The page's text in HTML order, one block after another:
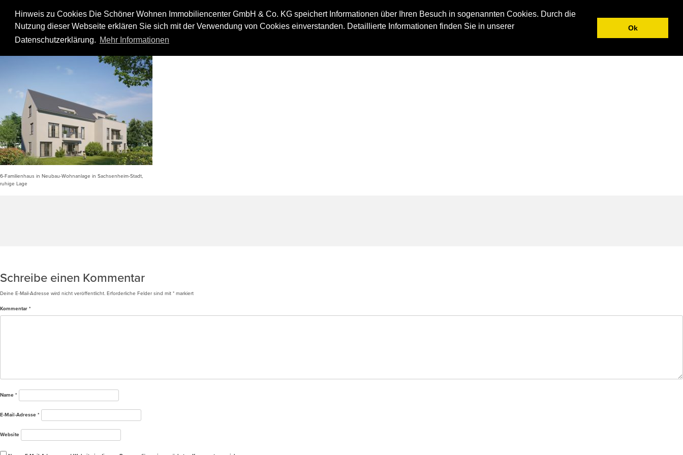
Hinweis zu Cookies Die Schöner Wohnen Immobiliencenter GmbH & Co. KG speichert Informationen über Ihren Besuch in sogenannten Cookies. Durch die
Nutzung dieser Webseite erklären Sie sich mit der Verwendung von Cookies einverstanden. Detaillierte Informationen finden Sie in unserer
Datenschutzerklärung. Mehr Informationen
Ok
content
IMMOBILIEN UNTERNEHMEN AKTUELLES
Bissinger Haus 2_02_klein
6-Familienhaus in Neubau-Wohnanlage in Sachsenheim-Stadt,
ruhige Lage
Schreibe einen Kommentar
Deine E-Mail-Adresse wird nicht veröffentlicht. Erforderliche Felder sind mit * markiert
Kommentar *
Name *
E-Mail-Adresse *
Website